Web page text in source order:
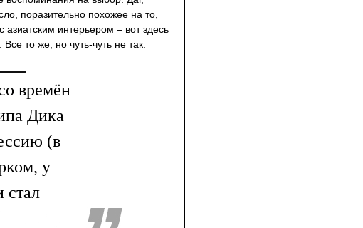
поразительно похожее на то,
интерьером – вот здесь
то же, но чуть-чуть не так.
времён
Дика
(в
у
стал